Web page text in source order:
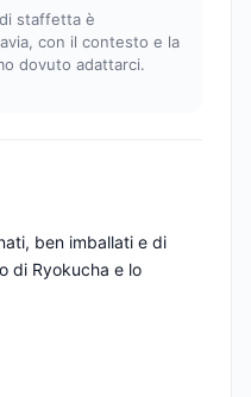
staffetta è
con il contesto e la
dovuto adattarci.
ben imballati e di
di Ryokucha e lo